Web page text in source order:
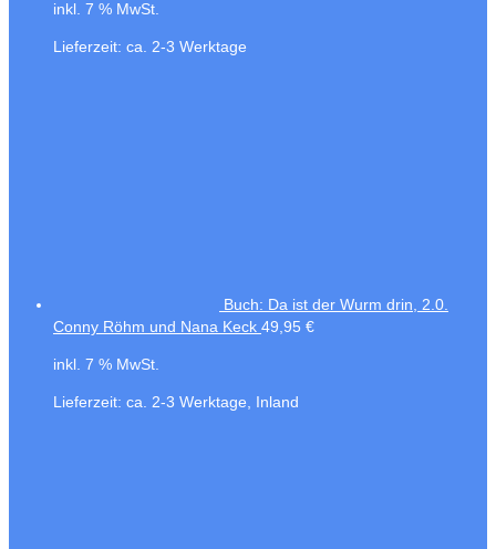
inkl. 7 % MwSt.
Lieferzeit: ca. 2-3 Werktage
Buch: Da ist der Wurm drin, 2.0.
Conny Röhm und Nana Keck 49,95 €
inkl. 7 % MwSt.
Lieferzeit: ca. 2-3 Werktage, Inland